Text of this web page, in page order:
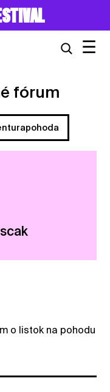
☰
fórum
o listok na pohodu